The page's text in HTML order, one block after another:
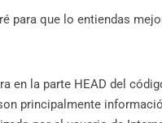
para que lo entiendas
en la parte HEAD del
principalmente